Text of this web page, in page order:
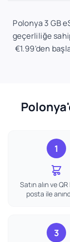
Polonya 3 GB
geçerliliğe
€1.99'den
1
Satın alın ve
posta ile
3